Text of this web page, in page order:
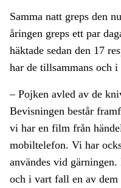
Samma natt greps den
åringen greps ett par
häktade sedan den 17
har de tillsammans och i
– Pojken avled av de
Bevisningen består
vi har en film från
mobiltelefon. Vi har
användes vid
och i vart fall en av dem